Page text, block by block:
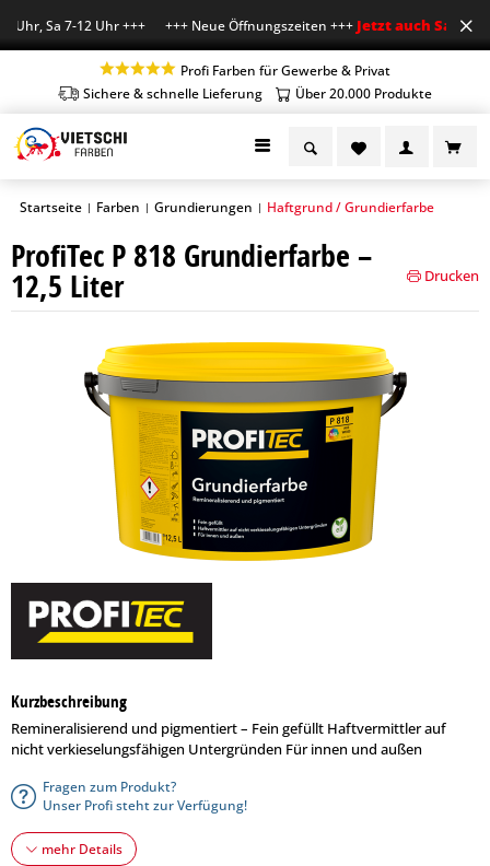
Uhr, Sa 7-12 Uhr +++ +++ Neue Öffnungszeiten +++Jetzt auch Sa
Profi Farben für Gewerbe & Privat
Sichere & schnelle Lieferung
Über 20.000 Produkte
Startseite | Farben | Grundierungen | Haftgrund / Grundierfarbe
ProfiTec P 818 Grundierfarbe –
12,5 Liter Drucken
Kurzbeschreibung
Remineralisierend und pigmentiert – Fein gefüllt Haftvermittler auf
nicht verkieselungsfähigen Untergründen Für innen und außen
Fragen zum Produkt?
Unser Profi steht zur Verfügung!
mehr Details